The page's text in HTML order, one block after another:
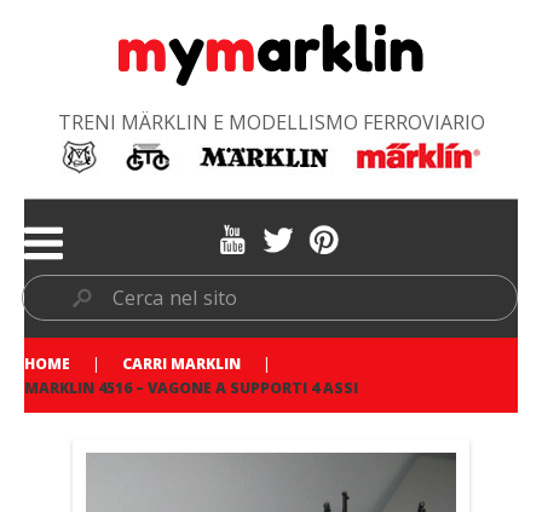
TRENI MÄRKLIN E MODELLISMO FERROVIARIO
HOME
CARRI MARKLIN
MARKLIN 4516 – VAGONE A SUPPORTI 4 ASSI